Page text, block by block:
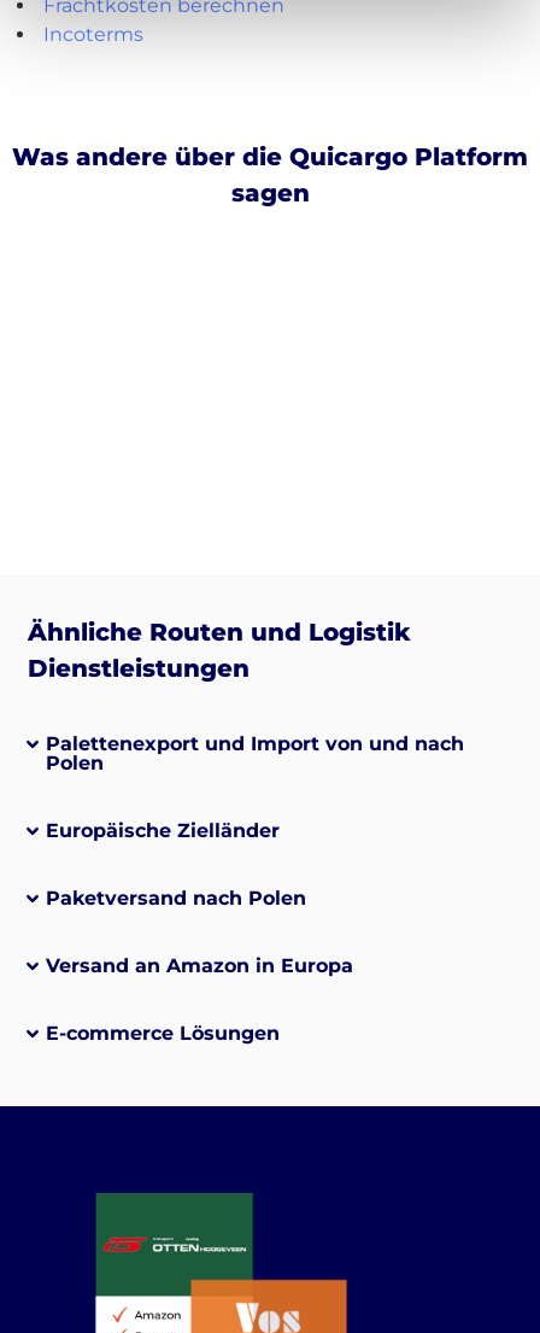
Frachtkosten berechnen
Incoterms
Was andere über die Quicargo Platform
sagen
Ähnliche Routen und Logistik
Dienstleistungen
Palettenexport und Import von und nach
Polen
Europäische Zielländer
Paketversand nach Polen
Versand an Amazon in Europa
E-commerce Lösungen